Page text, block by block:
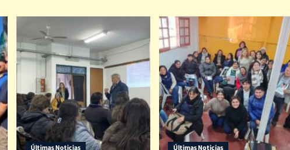
Últimas Noticias Últimas Noticias